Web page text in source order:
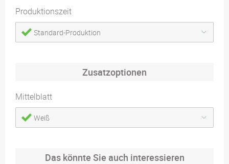
Produktionszeit
Standard-Produktion
Zusatzoptionen
Mittelblatt
Weiß
Das könnte Sie auch interessieren